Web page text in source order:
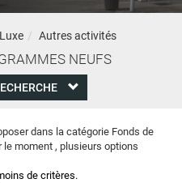
Luxe Autres activités
NEUFS
dans la catégorie Fonds de
moment , plusieurs options
de critères.